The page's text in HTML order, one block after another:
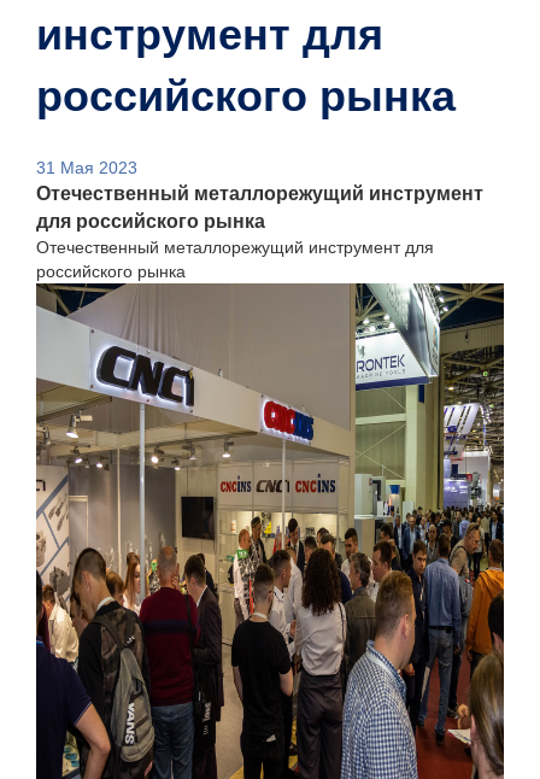
инструмент для
российского рынка
31 Мая 2023
Отечественный металлорежущий инструмент
для российского рынка
Отечественный металлорежущий инструмент для
российского рынка